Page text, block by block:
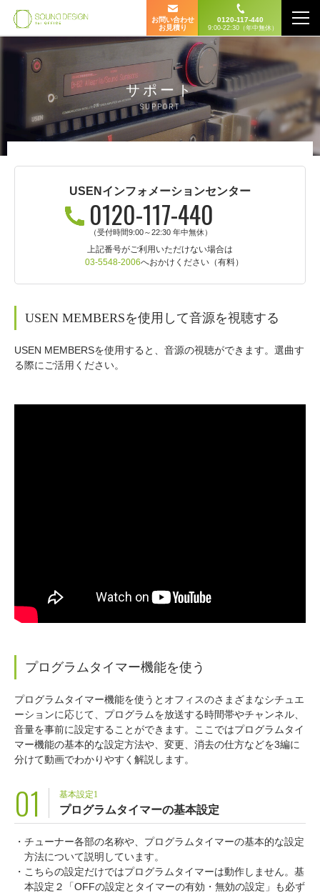
お問い合わせ
お見積り
0120-117-440
9:00-22:30（年中無休）
サポート
SUPPORT
USENインフォメーションセンター
0120-117-440
（受付時間9:00～22:30 年中無休）
上記番号がご利用いただけない場合は
03-5548-2006へおかけください（有料）
USEN MEMBERSを使用して音源を視聴する
USEN MEMBERSを使用すると、音源の視聴ができます。選曲す
る際にご活用ください。
プログラムタイマー機能を使う
プログラムタイマー機能を使うとオフィスのさまざまなシチュエ
ーションに応じて、プログラムを放送する時間帯やチャンネル、
音量を事前に設定することができます。ここではプログラムタイ
マー機能の基本的な設定方法や、変更、消去の仕方などを3編に
分けて動画でわかりやすく解説します。
01 基本設定1
プログラムタイマーの基本設定
・チューナー各部の名称や、プログラムタイマーの基本的な設定
方法について説明しています。
・こちらの設定だけではプログラムタイマーは動作しません。基
本設定２「OFFの設定とタイマーの有効・無効の設定」も必ず